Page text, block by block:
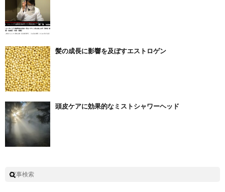
髪の成長に影響を及ぼすエストロゲン
頭皮ケアに効果的なミストシャワーヘッド